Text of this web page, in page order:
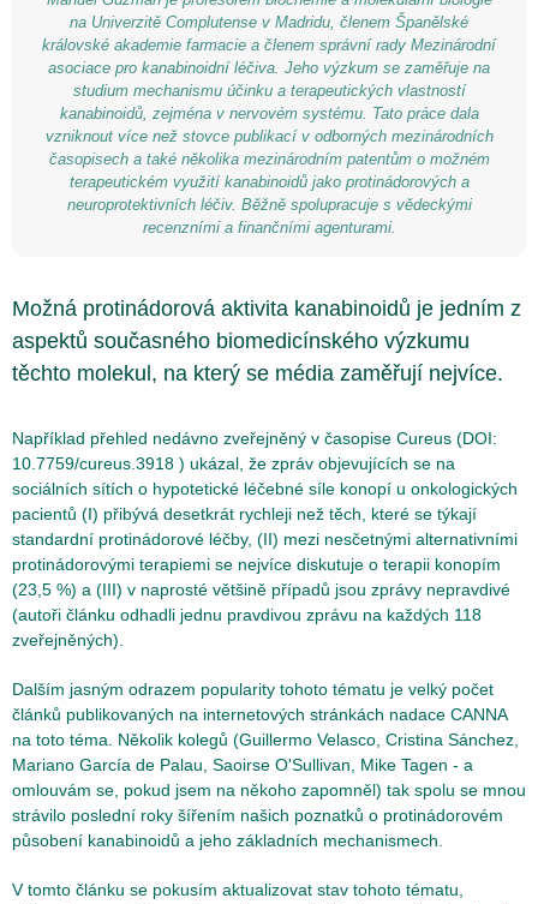
na Univerzitě Complutense v Madridu, členem Španělské
královské akademie farmacie a členem správní rady Mezinárodní
asociace pro kanabinoidní léčiva. Jeho výzkum se zaměřuje na
studium mechanismu účinku a terapeutických vlastností
kanabinoidů, zejména v nervovém systému. Tato práce dala
vzniknout více než stovce publikací v odborných mezinárodních
časopisech a také několika mezinárodním patentům o možném
terapeutickém využití kanabinoidů jako protinádorových a
neuroprotektivních léčiv. Běžně spolupracuje s vědeckými
recenzními a finančními agenturami.
Možná protinádorová aktivita kanabinoidů je jedním z
aspektů současného biomedicínského výzkumu
těchto molekul, na který se média zaměřují nejvíce.
Například přehled nedávno zveřejněný v časopise Cureus (DOI:
10.7759/cureus.3918 ) ukázal, že zpráv objevujících se na
sociálních sítích o hypotetické léčebné síle konopí u onkologických
pacientů (I) přibývá desetkrát rychleji než těch, které se týkají
standardní protinádorové léčby, (II) mezi nesčetnými alternativními
protinádorovými terapiemi se nejvíce diskutuje o terapii konopím
(23,5 %) a (III) v naprosté většině případů jsou zprávy nepravdivé
(autoři článku odhadli jednu pravdivou zprávu na každých 118
zveřejněných).
Dalším jasným odrazem popularity tohoto tématu je velký počet
článků publikovaných na internetových stránkách nadace CANNA
na toto téma. Několik kolegů (Guillermo Velasco, Cristina Sánchez,
Mariano García de Palau, Saoirse O'Sullivan, Mike Tagen - a
omlouvám se, pokud jsem na někoho zapomněl) tak spolu se mnou
strávilo poslední roky šířením našich poznatků o protinádorovém
působení kanabinoidů a jeho základních mechanismech.
V tomto článku se pokusím aktualizovat stav tohoto tématu,